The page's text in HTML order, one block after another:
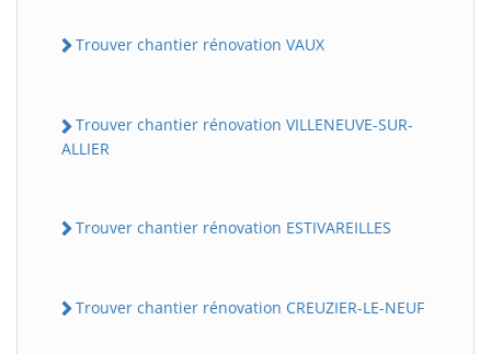
Trouver chantier rénovation VAUX
Trouver chantier rénovation VILLENEUVE-SUR-
ALLIER
Trouver chantier rénovation ESTIVAREILLES
Trouver chantier rénovation CREUZIER-LE-NEUF